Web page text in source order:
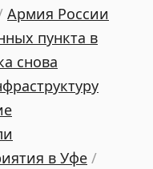
Армия России
пункта в
снова
в Уфе /